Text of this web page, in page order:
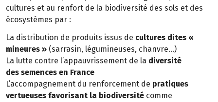
cultures et au renfort de la biodiversité des sols et des
écosystèmes par :
La distribution de produits issus de cultures dites «
mineures » (sarrasin, légumineuses, chanvre…)
La lutte contre l’appauvrissement de la diversité
des semences en France
L’accompagnement du renforcement de pratiques
vertueuses favorisant la biodiversité comme